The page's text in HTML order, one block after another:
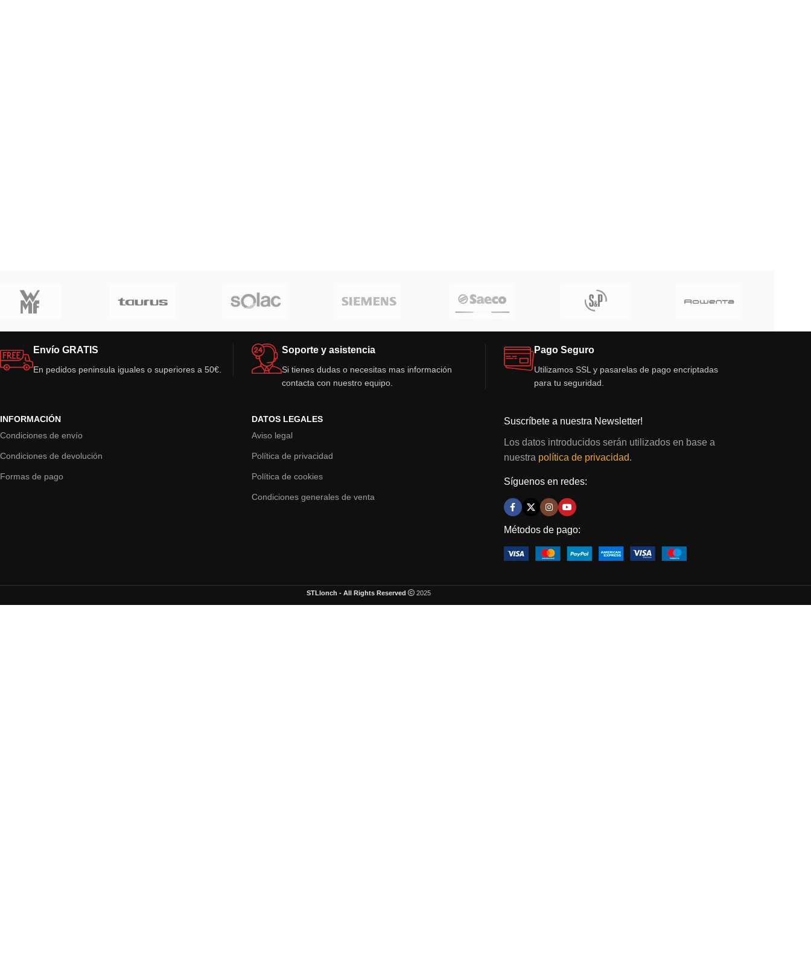
Envío GRATIS
En pedidos peninsula iguales o superiores a 50€.
Soporte y asistencia
Si tienes dudas o necesitas mas información
contacta con nuestro equipo.
Pago Seguro
Utilizamos SSL y pasarelas de pago encriptadas
para tu seguridad.
INFORMACIÓN
Condiciones de envío
Condiciones de devolución
Formas de pago
DATOS LEGALES
Aviso legal
Política de privacidad
Política de cookies
Condiciones generales de venta
Suscríbete a nuestra Newsletter!
Los datos introducidos serán utilizados en base a
nuestra política de privacidad.
Síguenos en redes:
Métodos de pago:
STLlonch - All Rights Reserved 2025